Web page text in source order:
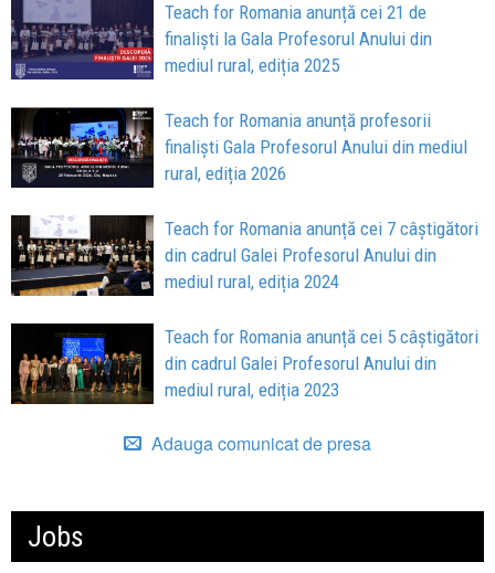
Teach for Romania anunță cei 21 de
finaliști la Gala Profesorul Anului din
mediul rural, ediția 2025
Teach for Romania anunță profesorii
finaliști Gala Profesorul Anului din mediul
rural, ediția 2026
Teach for Romania anunță cei 7 câștigători
din cadrul Galei Profesorul Anului din
mediul rural, ediția 2024
Teach for Romania anunță cei 5 câștigători
din cadrul Galei Profesorul Anului din
mediul rural, ediția 2023
Adauga comunicat de presa
Jobs